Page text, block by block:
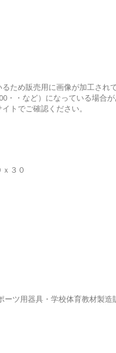
ため販売用に画像が加工され
・・など）になっている場合
トでご確認ください。
３０
ーツ用器具・学校体育教材製造